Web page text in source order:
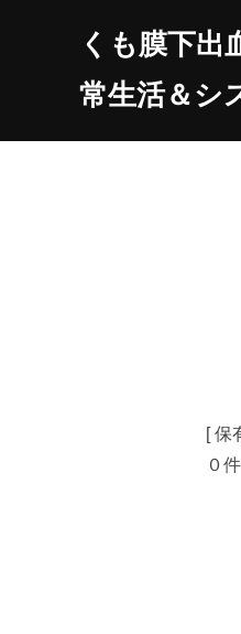
ツ
くも膜下出
常生活＆シ
[ 保
０